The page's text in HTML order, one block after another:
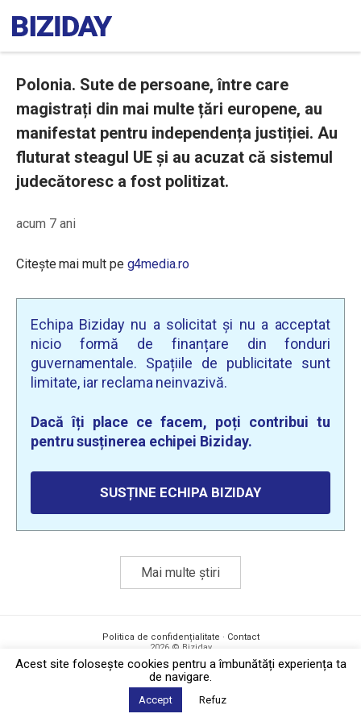
Polonia. Sute de persoane, între care
magistrați din mai multe țări europene, au
manifestat pentru independența justiției. Au
fluturat steagul UE și au acuzat că sistemul
judecătoresc a fost politizat.
acum 7 ani
Citește mai mult pe g4media.ro
Echipa Biziday nu a solicitat și nu a acceptat
nicio formă de finanțare din fonduri
guvernamentale. Spațiile de publicitate sunt
limitate, iar reclama neinvazivă.
Dacă îți place ce facem, poți contribui tu
pentru susținerea echipei Biziday.
SUSȚINE ECHIPA BIZIDAY
Mai multe știri
Politica de confidențialitate · Contact
2026 © Biziday
Acest site foloseşte cookies pentru a îmbunătăți experiența ta
de navigare.
Accept Refuz